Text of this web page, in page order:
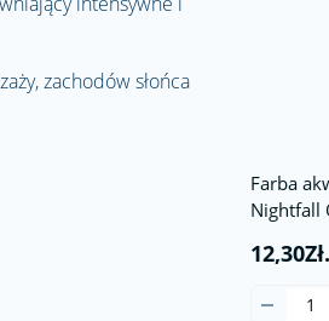
Farba
Nightfall
12,30Zł.
zachodów słońca